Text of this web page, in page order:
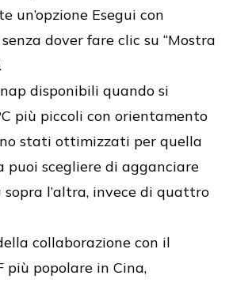
un’opzione Esegui con
dover fare clic su “Mostra
disponibili quando si
più piccoli con orientamento
stati ottimizzati per quella
puoi scegliere di agganciare
l’altra, invece di quattro
collaborazione con il
più popolare in Cina,